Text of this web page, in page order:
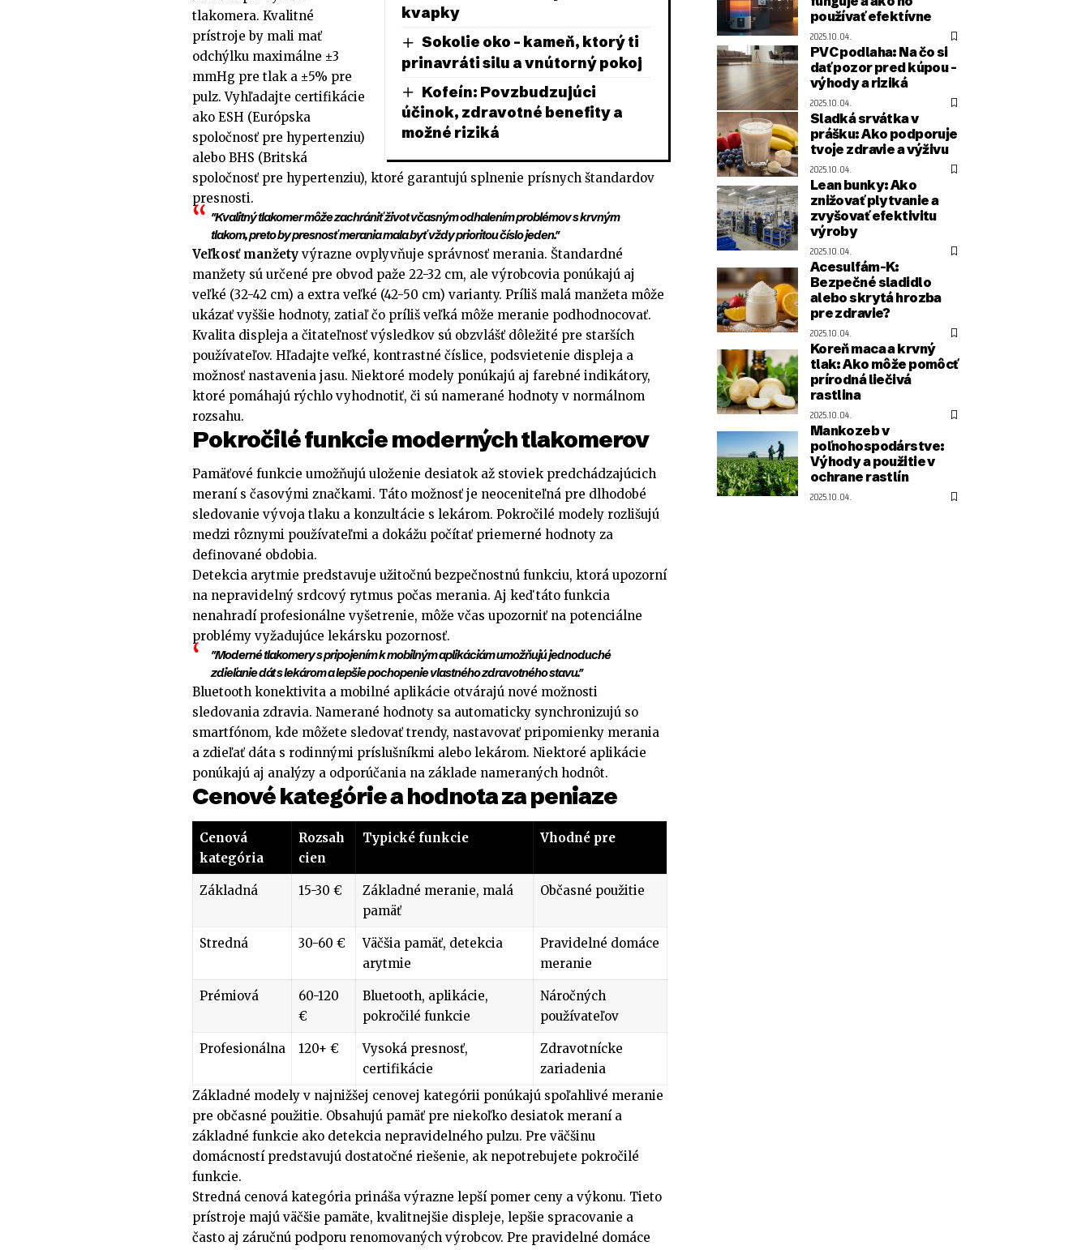
kvapky
Sokolie oko – kameň, ktorý ti
prinavráti silu a vnútorný pokoj
Kofeín: Povzbudzujúci
účinok, zdravotné benefity a
možné riziká
tlakomera. Kvalitné
prístroje by mali mať
odchýlku maximálne ±3
mmHg pre tlak a ±5% pre
pulz. Vyhľadajte certifikácie
ako ESH (Európska
spoločnosť pre hypertenziu)
alebo BHS (Britská
spoločnosť pre hypertenziu), ktoré garantujú splnenie prísnych štandardov
presnosti.
"Kvalitný tlakomer môže zachrániť život včasným odhalením problémov s krvným
tlakom, preto by presnosť merania mala byť vždy prioritou číslo jeden."
Veľkosť manžety výrazne ovplyvňuje správnosť merania. Štandardné
manžety sú určené pre obvod paže 22-32 cm, ale výrobcovia ponúkajú aj
veľké (32-42 cm) a extra veľké (42-50 cm) varianty. Príliš malá manžeta môže
ukázať vyššie hodnoty, zatiaľ čo príliš veľká môže meranie podhodnocovať.
Kvalita displeja a čitateľnosť výsledkov sú obzvlášť dôležité pre starších
používateľov. Hľadajte veľké, kontrastné číslice, podsvietenie displeja a
možnosť nastavenia jasu. Niektoré modely ponúkajú aj farebné indikátory,
ktoré pomáhajú rýchlo vyhodnotiť, či sú namerané hodnoty v normálnom
rozsahu.
Pokročilé funkcie moderných tlakomerov
Pamäťové funkcie umožňujú uloženie desiatok až stoviek predchádzajúcich
meraní s časovými značkami. Táto možnosť je neoceniteľná pre dlhodobé
sledovanie vývoja tlaku a konzultácie s lekárom. Pokročilé modely rozlišujú
medzi rôznymi používateľmi a dokážu počítať priemerné hodnoty za
definované obdobia.
Detekcia arytmie predstavuje užitočnú bezpečnostnú funkciu, ktorá upozorní
na nepravidelný srdcový rytmus počas merania. Aj keď táto funkcia
nenahradí profesionálne vyšetrenie, môže včas upozorniť na potenciálne
problémy vyžadujúce lekársku pozornosť.
"Moderné tlakomery s pripojením k mobilným aplikáciám umožňujú jednoduché
zdieľanie dát s lekárom a lepšie pochopenie vlastného zdravotného stavu."
Bluetooth konektivita a mobilné aplikácie otvárajú nové možnosti
sledovania zdravia. Namerané hodnoty sa automaticky synchronizujú so
smartfónom, kde môžete sledovať trendy, nastavovať pripomienky merania
a zdieľať dáta s rodinnými príslušníkmi alebo lekárom. Niektoré aplikácie
ponúkajú aj analýzy a odporúčania na základe nameraných hodnôt.
Cenové kategórie a hodnota za peniaze
Cenová
kategória
Rozsah
cien
Typické funkcie Vhodné pre
Základná 15-30 €
Základné meranie, malá
pamäť
Občasné použitie
Stredná 30-60 €
Väčšia pamäť, detekcia
arytmie
Pravidelné domáce
meranie
Prémiová
60-120
€
Bluetooth, aplikácie,
pokročilé funkcie
Náročných
používateľov
Profesionálna 120+ €
Vysoká presnosť,
certifikácie
Zdravotnícke
zariadenia
Základné modely v najnižšej cenovej kategórii ponúkajú spoľahlivé meranie
pre občasné použitie. Obsahujú pamäť pre niekoľko desiatok meraní a
základné funkcie ako detekcia nepravidelného pulzu. Pre väčšinu
domácností predstavujú dostatočné riešenie, ak nepotrebujete pokročilé
funkcie.
Stredná cenová kategória prináša výrazne lepší pomer ceny a výkonu. Tieto
prístroje majú väčšie pamäte, kvalitnejšie displeje, lepšie spracovanie a
často aj záručnú podporu renomovaných výrobcov. Pre pravidelné domáce
používať efektívne
2025.10.04.
PVC podlaha: Na čo si
dať pozor pred kúpou –
výhody a riziká
2025.10.04.
Sladká srvátka v
prášku: Ako podporuje
tvoje zdravie a výživu
2025.10.04.
Lean bunky: Ako
znižovať plytvanie a
zvyšovať efektivitu
výroby
2025.10.04.
Acesulfám-K:
Bezpečné sladidlo
alebo skrytá hrozba
pre zdravie?
2025.10.04.
Koreň maca a krvný
tlak: Ako môže pomôcť
prírodná liečivá
rastlina
2025.10.04.
Mankozeb v
poľnohospodárstve:
Výhody a použitie v
ochrane rastlín
2025.10.04.